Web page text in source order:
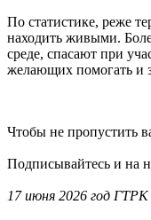
По статистике, реже
находить живыми.
среде, спасают при
желающих помогать и
Чтобы не пропустить
Подписывайтесь и на
17 июня 2026 год